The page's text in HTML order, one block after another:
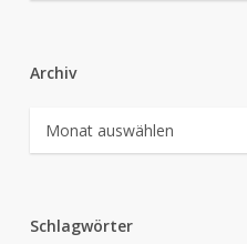
Archiv
Schlagwörter